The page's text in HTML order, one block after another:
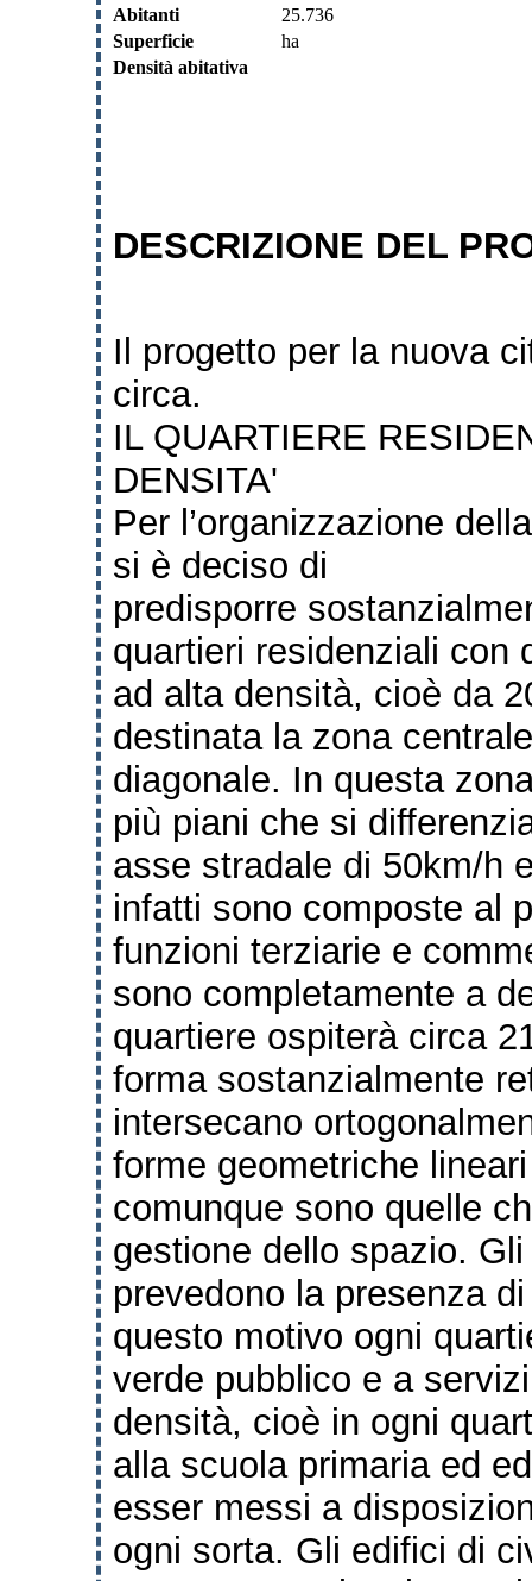
Abitanti
25.736
Superficie
ha
Densità abitativa
DESCRIZIONE DEL
Il progetto per la nuova
circa.
IL QUARTIERE
DENSITA'
Per l’organizzazione
si è deciso di
predisporre
quartieri residenziali con
ad alta densità, cioè da
destinata la zona
diagonale. In questa
più piani che si
asse stradale di 50km/h
infatti sono composte al
funzioni terziarie e
sono completamente a
quartiere ospiterà circa
forma sostanzialmente
intersecano
forme geometriche
comunque sono quelle
gestione dello spazio.
prevedono la presenza
questo motivo ogni
verde pubblico e a
densità, cioè in ogni
alla scuola primaria ed
esser messi a
ogni sorta. Gli edifici di